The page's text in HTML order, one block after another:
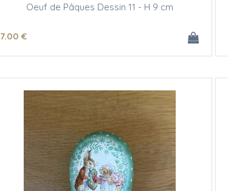
Oeuf de Pâques Dessin 11 - H 9 cm
7.00 €